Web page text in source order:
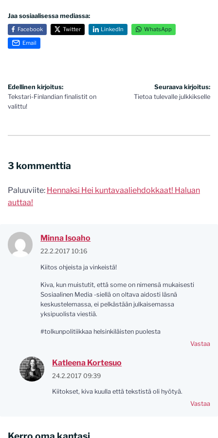
Jaa sosiaalisessa mediassa:
Facebook Twitter LinkedIn WhatsApp
Email
Artikkelien
selaus
Edellinen kirjoitus:
Tekstari-Finlandian finalistit on
valittu!
Seuraava kirjoitus:
Tietoa tulevalle julkkikselle
3 kommenttia
Paluuviite: Hennaksi Hei kuntavaaliehdokkaat! Haluan
auttaa!
Minna Isoaho
22.2.2017 10:16
Kiitos ohjeista ja vinkeistä!
Kiva, kun muistutit, että some on nimensä mukaisesti
Sosiaalinen Media -siellä on oltava aidosti läsnä
keskustelemassa, ei pelkästään julkaisemassa
yksipuolista viestiä.
#tolkunpolitiikkaa helsinkiläisten puolesta
Vastaa
Katleena Kortesuo
24.2.2017 09:39
Kiitokset, kiva kuulla että tekstistä oli hyötyä.
Vastaa